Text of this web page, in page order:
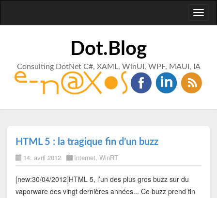
Dot.Blog
Consulting DotNet C#, XAML, WinUI, WPF, MAUI, IA
HTML 5 : la tragique fin d’un buzz
14. avril 2012 Internet, WinRT
[new:30/04/2012]HTML 5, l’un des plus gros buzz sur du
vaporware des vingt dernières années... Ce buzz prend fin